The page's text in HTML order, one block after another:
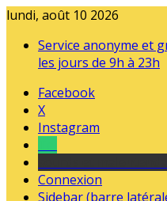
lundi, août 10 2026
Service anonyme et
les jours de 9h à 23h
Facebook
X
Instagram
Connexion
Sidebar (barre